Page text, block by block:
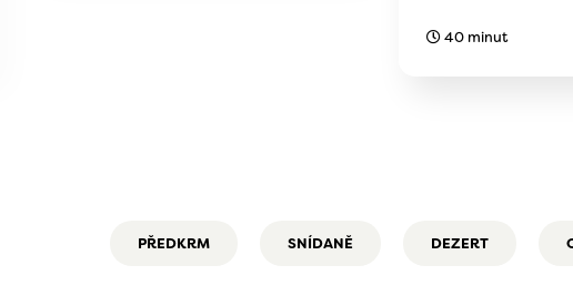
40 minut
PŘEDKRM SNÍDANĚ DEZERT